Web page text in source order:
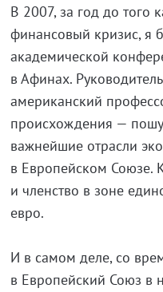
В 2007, за год до того
финансовый кризис, я
академической
в Афинах.
американский
происхождения —
важнейшие отрасли
в Европейском Союзе.
и членство в зоне
евро.
И в самом деле, со
в Европейский Союз в